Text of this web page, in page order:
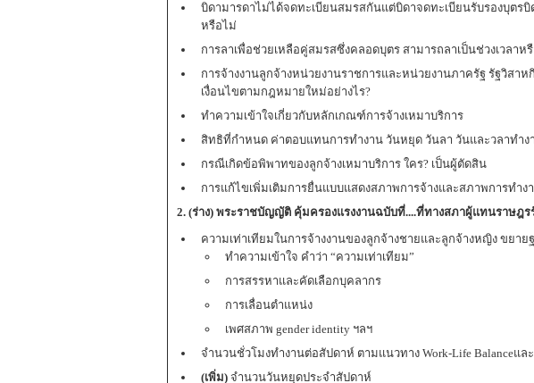
บิดามารดาไม่ได้จดทะเบียนสมรสกันแต่บิดาจดทะเบียนรับรองบุตร
หรือไม่
การลาเพื่อช่วยเหลือคู่สมรสซึ่งคลอดบุตร สามารถลาเป็นช่วงเวลาห
การจ้างงานลูกจ้างหน่วยงานราชการและหน่วยงานภาครัฐ รัฐวิส
เงื่อนไขตามกฎหมายใหม่อย่างไร?
ทำความเข้าใจเกี่ยวกับหลักเกณฑ์การจ้างเหมาบริการ
สิทธิที่กำหนด ค่าตอบแทนการทำงาน วันหยุด วันลา วันและวลาทำง
กรณีเกิดข้อพิพาทของลูกจ้างเหมาบริการ ใคร? เป็นผู้ตัดสิน
การแก้ไขเพิ่มเติมการยื่นแบบแสดงสภาพการจ้างและสภาพการทำง
2. (ร่าง) พระราชบัญญัติ คุ้มครองแรงงานฉบับที่....ที่ทางสภาผู้แทนราษฎร
ความเท่าเทียมในการจ้างงานของลูกจ้างชายและลูกจ้างหญิง ขยาย
ทำความเข้าใจ คำว่า “ความเท่าเทียม”
การสรรหาและคัดเลือกบุคลากร
การเลื่อนตำแหน่ง
เพศสภาพ gender identity ฯลฯ
จำนวนชั่วโมงทำงานต่อสัปดาห์ ตามแนวทาง Work-Life Balanceแล
(เพิ่ม) จำนวนวันหยุดประจำสัปดาห์